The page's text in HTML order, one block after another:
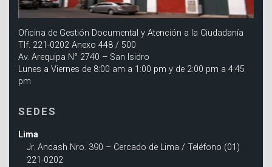
Oficina de Gestión Documental y Atención a la Ciudadanía
Tlf. 221-0202 Anexo 448 / 500
Av. Arequipa N° 2740 – San Isidro
Lunes a Viernes de 8:00 am a 1:00 pm y de 2:00 pm a 4:45
pm
SEDES
Lima
Jr. Ancash Nro. 390 – Cercado de Lima / Teléfono (01)
221-0202